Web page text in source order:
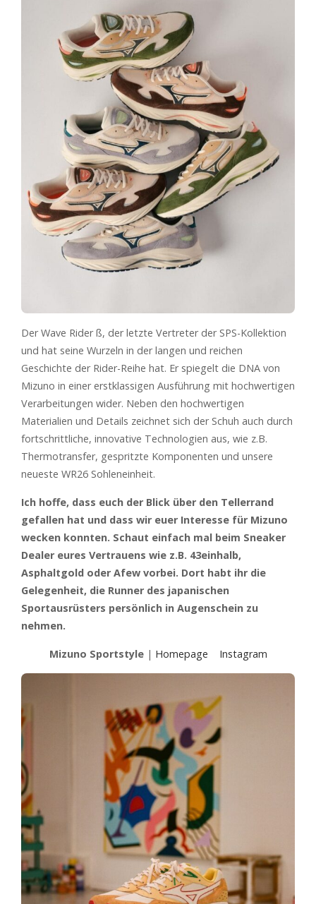
Der Wave Rider ß, der letzte Vertreter der SPS-Kollektion
und hat seine Wurzeln in der langen und reichen
Geschichte der Rider-Reihe hat. Er spiegelt die DNA von
Mizuno in einer erstklassigen Ausführung mit hochwertigen
Verarbeitungen wider. Neben den hochwertigen
Materialien und Details zeichnet sich der Schuh auch durch
fortschrittliche, innovative Technologien aus, wie z.B.
Thermotransfer, gespritzte Komponenten und unsere
neueste WR26 Sohleneinheit.
Ich hoffe, dass euch der Blick über den Tellerrand
gefallen hat und dass wir euer Interesse für Mizuno
wecken konnten. Schaut einfach mal beim Sneaker
Dealer eures Vertrauens wie z.B. 43einhalb,
Asphaltgold oder Afew vorbei. Dort habt ihr die
Gelegenheit, die Runner des japanischen
Sportausrüsters persönlich in Augenschein zu
nehmen.
Mizuno Sportstyle| Homepage Instagram